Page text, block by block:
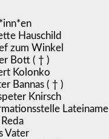
Hauschild
zum Winkel
Bott ( † )
Kolonko
Bannas ( † )
Knirsch
Vater